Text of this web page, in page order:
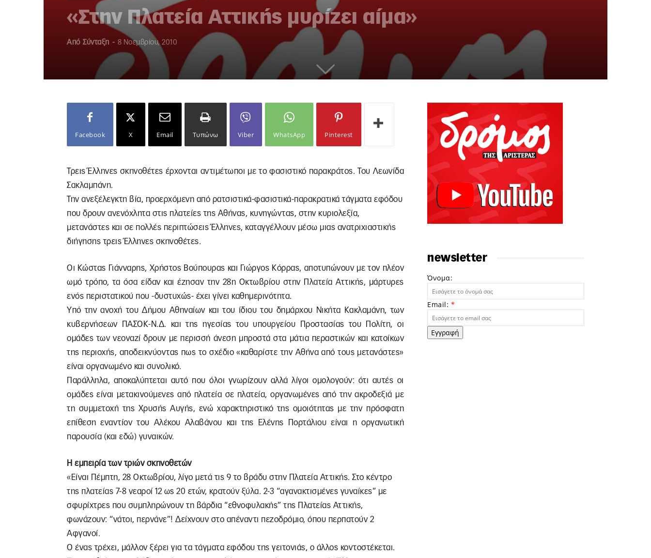
«Στην Πλατεία Αττικής μυρίζει αίμα»
Από Σύνταξη - 8 Νοεμβρίου, 2010
Facebook X Email Τυπώνω Viber WhatsApp Pinterest
Τρεις Έλληνες σκηνοθέτες έρχονται αντιμέτωποι με το φασιστικό παρακράτος. Του Λεωνίδα
Σακλαμπάνη.
Την ανεξέλεγκτη βία, προερχόμενη από ρατσιστικά-φασιστικά-παρακρατικά τάγματα εφόδου
που δρουν ανενόχλητα στις πλατείες της Αθήνας, κυνηγώντας, στην κυριολεξία,
μετανάστες και σε πολλές περιπτώσεις Έλληνες, καταγγέλλουν μέσω μιας ανατριχιαστικής
διήγησης τρεις Έλληνες σκηνοθέτες.
Οι Κώστας Γιάνναρης, Χρήστος Βούπουρας και Γιώργος Κόρρας, αποτυπώνουν με τον πλέον
ωμό τρόπο, τα όσα είδαν και έζησαν την 28η Οκτωβρίου στην Πλατεία Αττικής, μάρτυρες
ενός περιστατικού που -δυστυχώς- έχει γίνει καθημερινότητα.
Υπό την ανοχή του Δήμου Αθηναίων και του ίδιου του δημάρχου Νικήτα Κακλαμάνη, των
κυβερνήσεων ΠΑΣΟΚ-Ν.Δ. και της ηγεσίας του υπουργείου Προστασίας του Πολίτη, οι
ομάδες των νεοναζί δρουν με περισσή άνεση μπροστά στα μάτια περαστικών και κατοίκων
της περιοχής, αποδεικνύοντας πως το σχέδιο «καθαρίστε την Αθήνα από τους μετανάστες»
είναι οργανωμένο και συνολικό.
Παράλληλα, αποκαλύπτεται αυτό που όλοι γνωρίζουν αλλά λίγοι ομολογούν: ότι αυτές οι
ομάδες είναι μετακινούμενες από πλατεία σε πλατεία, οργανωμένες από την ακροδεξιά με
τη συμμετοχή της Χρυσής Αυγής, ενώ χαρακτηριστικό της ομοιότητας με την πρόσφατη
επίθεση εναντίον του Αλέκου Αλαβάνου και της Ελένης Πορτάλιου είναι η οργανωτική
παρουσία (και εδώ) γυναικών.
Η εμπειρία των τριών σκηνοθετών
«Είναι Πέμπτη, 28 Οκτωβρίου, λίγο μετά τις 9 το βράδυ στην Πλατεία Αττικής. Στο κέντρο
της πλατείας 7-8 νεαροί 12 ως 20 ετών, κρατούν ξύλα. 2-3 “αγανακτισμένες γυναίκες” με
σφυρίχτρες που συμπληρώνουν τη βάρδια “εθνοφυλακής” της Πλατείας Αττικής,
φωνάζουν: “νάτοι, περνάνε”! Δείχνουν στο απέναντι πεζοδρόμιο, όπου περπατούν 2
Αφγανοί.
Ο ένας τρέχει, μάλλον ξέρει για τα τάγματα εφόδου της γειτονιάς, ο άλλος κοντοστέκεται.
newsletter
Όνομα:
Email: *
Εγγραφή